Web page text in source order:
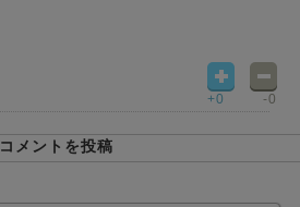
+0 -0
コメントを投稿